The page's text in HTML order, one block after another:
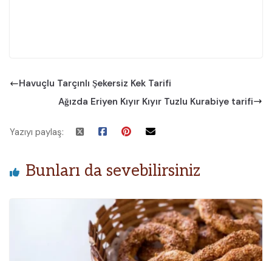
Havuçlu Tarçınlı Şekersiz Kek Tarifi
Ağızda Eriyen Kıyır Kıyır Tuzlu Kurabiye tarifi
Yazıyı paylaş:
Bunları da sevebilirsiniz